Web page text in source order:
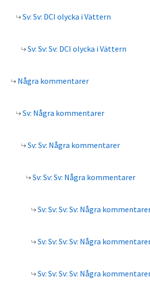
Sv: Sv: DCI olycka i Vättern
Sv: Sv: Sv: DCI olycka i Vättern
Några kommentarer
Sv: Några kommentarer
Sv: Sv: Några kommentarer
Sv: Sv: Sv: Några kommentarer
Sv: Sv: Sv: Sv: Några
Sv: Sv: Sv: Sv: Några
Sv: Sv: Sv: Sv: Några